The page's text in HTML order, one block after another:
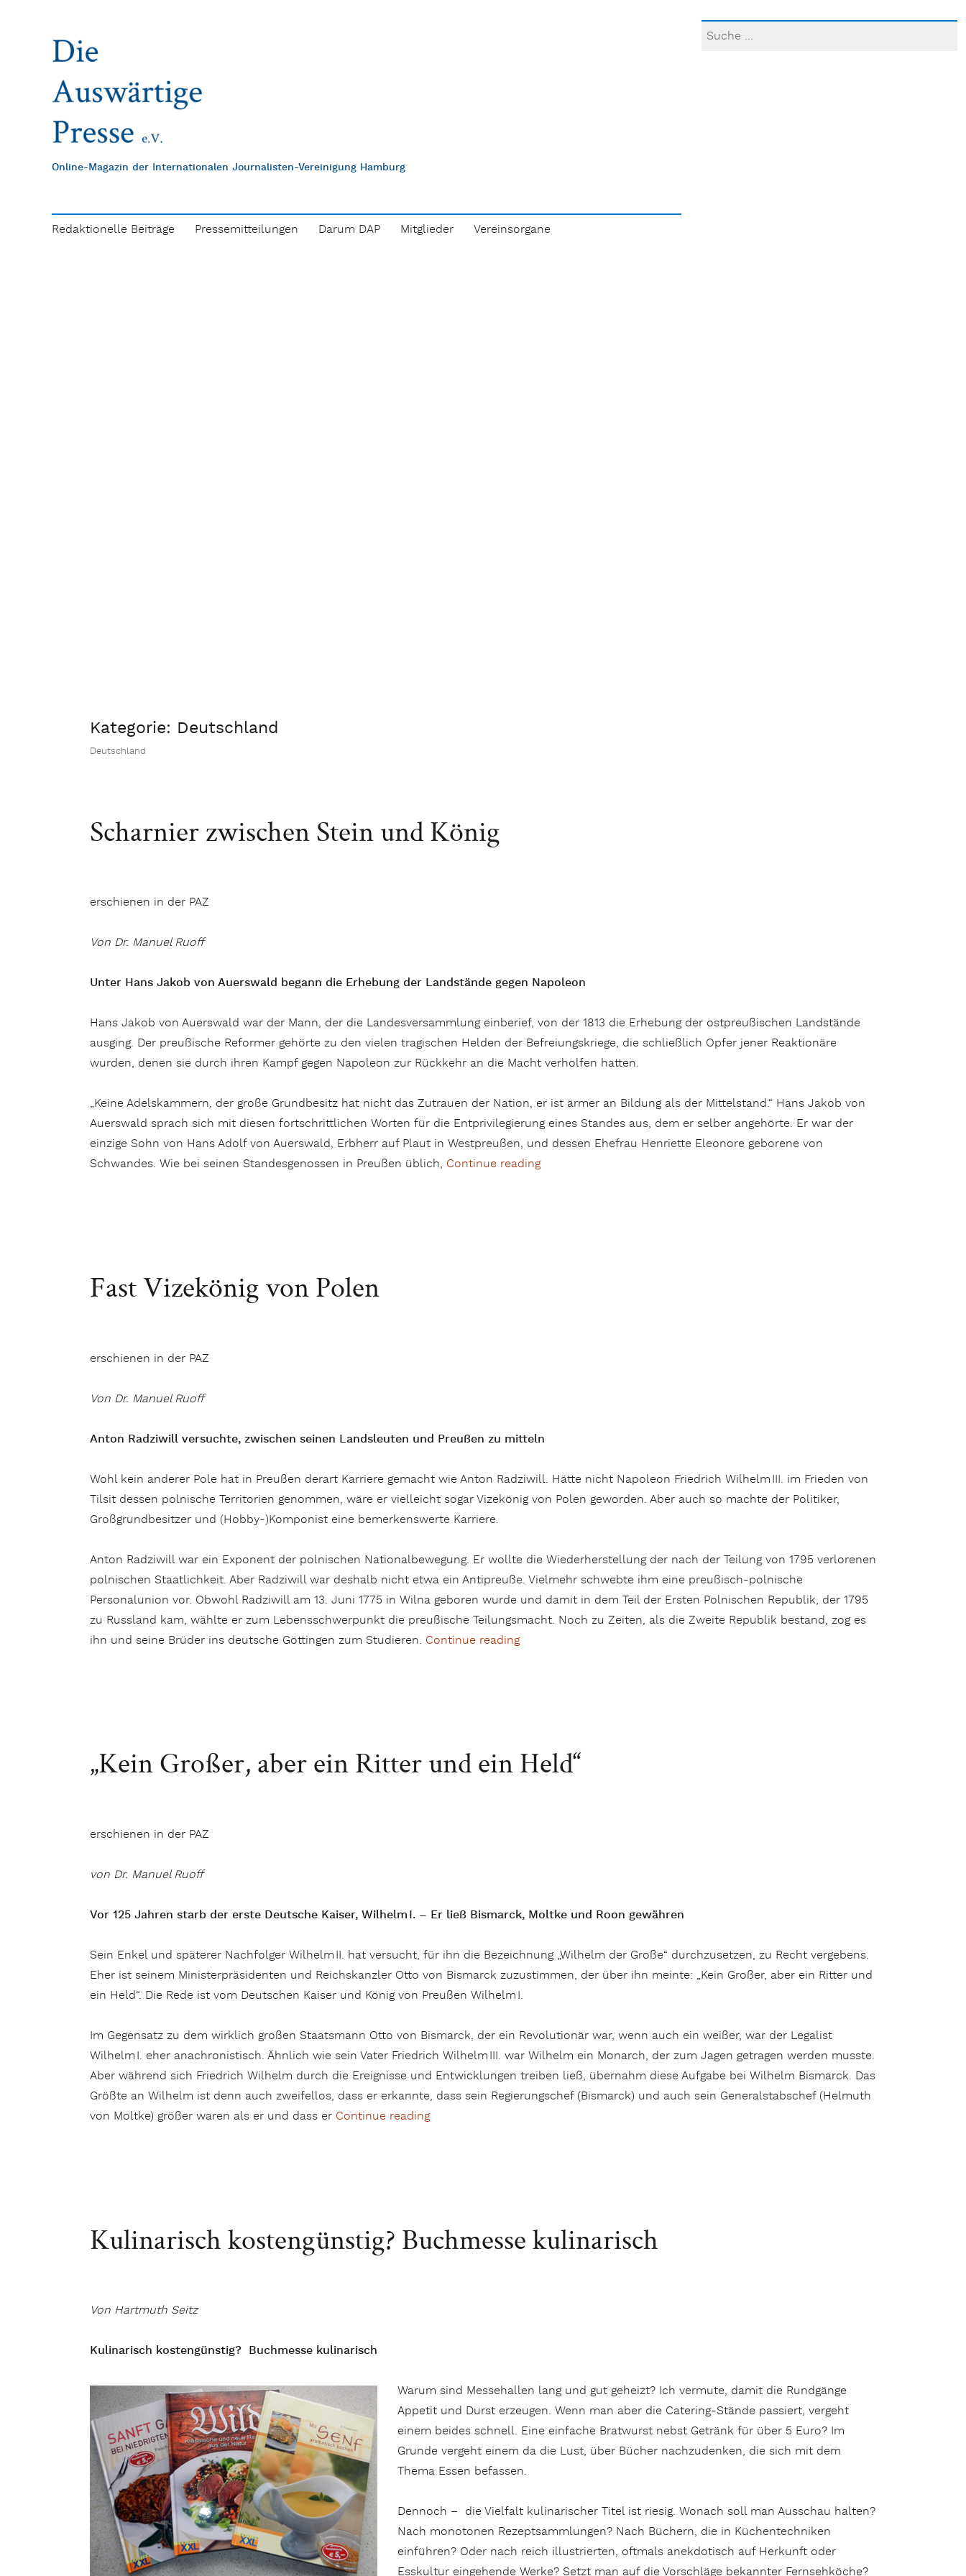
Online-Magazin der Internationalen Journalisten-Vereinigung Hamburg
Redaktionelle Beiträge Pressemitteilungen Darum DAP Mitglieder Vereinsorgane
Kategorie: Deutschland
Deutschland
Scharnier zwischen Stein und König
erschienen in der PAZ
Von Dr. Manuel Ruoff
Unter Hans Jakob von Auerswald begann die Erhebung der Landstände gegen Napoleon
Hans Jakob von Auerswald war der Mann, der die Landesversammlung einberief, von der 1813 die Erhebung der ostpreußischen Landstände
ausging. Der preußische Reformer gehörte zu den vielen tragischen Helden der Befreiungskriege, die schließlich Opfer jener Reaktionäre
wurden, denen sie durch ihren Kampf gegen Napoleon zur Rückkehr an die Macht verholfen hatten.
„Keine Adelskammern, der große Grundbesitz hat nicht das Zutrauen der Nation, er ist ärmer an Bildung als der Mittelstand.“ Hans Jakob von
Auerswald sprach sich mit diesen fortschrittlichen Worten für die Entprivilegierung eines Standes aus, dem er selber angehörte. Er war der
einzige Sohn von Hans Adolf von Auerswald, Erbherr auf Plaut in Westpreußen, und dessen Ehefrau Henriette Eleonore geborene von
Schwandes. Wie bei seinen Standesgenossen in Preußen üblich, Continue reading„Scharnier zwischen Stein und König“
Fast Vizekönig von Polen
erschienen in der PAZ
Von Dr. Manuel Ruoff
Anton Radziwill versuchte, zwischen seinen Landsleuten und Preußen zu mitteln
Wohl kein anderer Pole hat in Preußen derart Karriere gemacht wie Anton Radziwill. Hätte nicht Napoleon Friedrich Wilhelm III. im Frieden von
Tilsit dessen polnische Territorien genommen, wäre er vielleicht sogar Vizekönig von Polen geworden. Aber auch so machte der Politiker,
Großgrundbesitzer und (Hobby-)Komponist eine bemerkenswerte Karriere.
Anton Radziwill war ein Exponent der polnischen Nationalbewegung. Er wollte die Wiederherstellung der nach der Teilung von 1795 verlorenen
polnischen Staatlichkeit. Aber Radziwill war deshalb nicht etwa ein Antipreuße. Vielmehr schwebte ihm eine preußisch-polnische
Personalunion vor. Obwohl Radziwill am 13. Juni 1775 in Wilna geboren wurde und damit in dem Teil der Ersten Polnischen Republik, der 1795
zu Russland kam, wählte er zum Lebensschwerpunkt die preußische Teilungsmacht. Noch zu Zeiten, als die Zweite Republik bestand, zog es
ihn und seine Brüder ins deutsche Göttingen zum Studieren. Continue reading„Fast Vizekönig von Polen“
„Kein Großer, aber ein Ritter und ein Held“
erschienen in der PAZ
von Dr. Manuel Ruoff
Vor 125 Jahren starb der erste Deutsche Kaiser, Wilhelm I. – Er ließ Bismarck, Moltke und Roon gewähren
Sein Enkel und späterer Nachfolger Wilhelm II. hat versucht, für ihn die Bezeichnung „Wilhelm der Große“ durchzusetzen, zu Recht vergebens.
Eher ist seinem Ministerpräsidenten und Reichskanzler Otto von Bismarck zuzustimmen, der über ihn meinte: „Kein Großer, aber ein Ritter und
ein Held“. Die Rede ist vom Deutschen Kaiser und König von Preußen Wilhelm I.
Im Gegensatz zu dem wirklich großen Staatsmann Otto von Bismarck, der ein Revolutionär war, wenn auch ein weißer, war der Legalist
Wilhelm I. eher anachronistisch. Ähnlich wie sein Vater Fried­rich Wilhelm III. war Wilhelm ein Monarch, der zum Jagen getragen werden musste.
Aber während sich Friedrich Wilhelm durch die Ereignisse und Entwicklungen treiben ließ, übernahm diese Aufgabe bei Wilhelm Bismarck. Das
Größte an Wilhelm ist denn auch zweifellos, dass er erkannte, dass sein Regierungschef (Bis­marck) und auch sein General­stabs­chef (Helmuth
von Moltke) größer waren als er und dass er Continue reading„„Kein Großer, aber ein Ritter und ein Held““
Kulinarisch kostengünstig? Buchmesse kulinarisch
Von Hartmuth Seitz
Kulinarisch kostengünstig? Buchmesse kulinarisch
Warum sind Messehallen lang und gut geheizt? Ich vermute, damit die Rundgänge
Appetit und Durst erzeugen. Wenn man aber die Catering-Stände passiert, vergeht
einem beides schnell. Eine einfache Bratwurst nebst Getränk für über 5 Euro? Im
Grunde vergeht einem da die Lust, über Bücher nachzudenken, die sich mit dem
Thema Essen befassen.
Dennoch – die Vielfalt kulinarischer Titel ist riesig. Wonach soll man Ausschau halten?
Nach monotonen Rezeptsammlungen? Nach Büchern, die in Küchentechniken
einführen? Oder nach reich illustrierten, oftmals anekdotisch auf Herkunft oder
Esskultur eingehende Werke? Setzt man auf die Vorschläge bekannter Fernsehköche?